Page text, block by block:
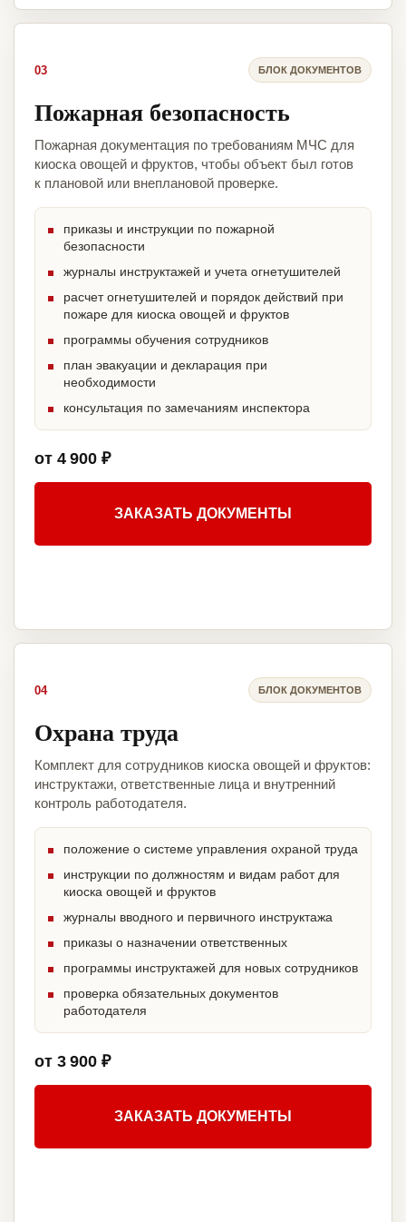
03 БЛОК ДОКУМЕНТОВ
Пожарная безопасность
Пожарная документация по требованиям МЧС для
киоска овощей и фруктов, чтобы объект был готов
к плановой или внеплановой проверке.
приказы и инструкции по пожарной
безопасности
журналы инструктажей и учета огнетушителей
расчет огнетушителей и порядок действий при
пожаре для киоска овощей и фруктов
программы обучения сотрудников
план эвакуации и декларация при
необходимости
консультация по замечаниям инспектора
от 4 900 ₽
ЗАКАЗАТЬ ДОКУМЕНТЫ
04 БЛОК ДОКУМЕНТОВ
Охрана труда
Комплект для сотрудников киоска овощей и фруктов:
инструктажи, ответственные лица и внутренний
контроль работодателя.
положение о системе управления охраной труда
инструкции по должностям и видам работ для
киоска овощей и фруктов
журналы вводного и первичного инструктажа
приказы о назначении ответственных
программы инструктажей для новых сотрудников
проверка обязательных документов
работодателя
от 3 900 ₽
ЗАКАЗАТЬ ДОКУМЕНТЫ